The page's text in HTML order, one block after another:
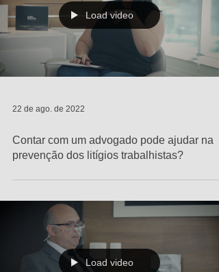
Load video
22 de ago. de 2022
Contar com um advogado pode ajudar na
prevenção dos litígios trabalhistas?
Load video